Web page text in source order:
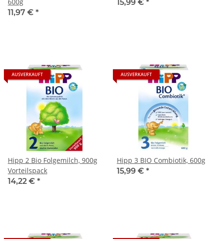
11,97 € *
15,99 € *
AUSVERKAUFT
Hipp 2 Bio Folgemilch, 900g
Vorteilspack
14,22 € *
AUSVERKAUFT
Hipp 3 BIO Combiotik, 600g
15,99 € *